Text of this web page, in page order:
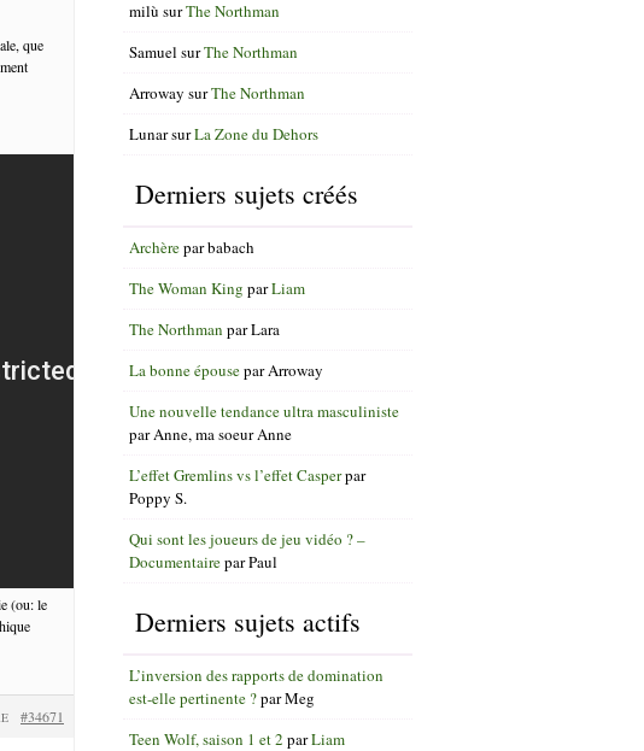
que
(ou: le
#34671
milù surThe Northman
Samuel surThe Northman
Arroway surThe Northman
LunarsurLa Zone du Dehors
Derniers sujets créés
Archèreparbabach
The Woman King parLiam
The Northman parLara
La bonne épouseparArroway
Une nouvelle tendance ultra masculiniste
parAnne, ma soeur Anne
L’effet Gremlins vs l’effet Casperpar
Poppy S.
Qui sont les joueurs de jeu vidéo ? –
DocumentaireparPaul
Derniers sujets actifs
L’inversion des rapports de domination
est-elle pertinente ?parMeg
Teen Wolf, saison 1 et 2 parLiam